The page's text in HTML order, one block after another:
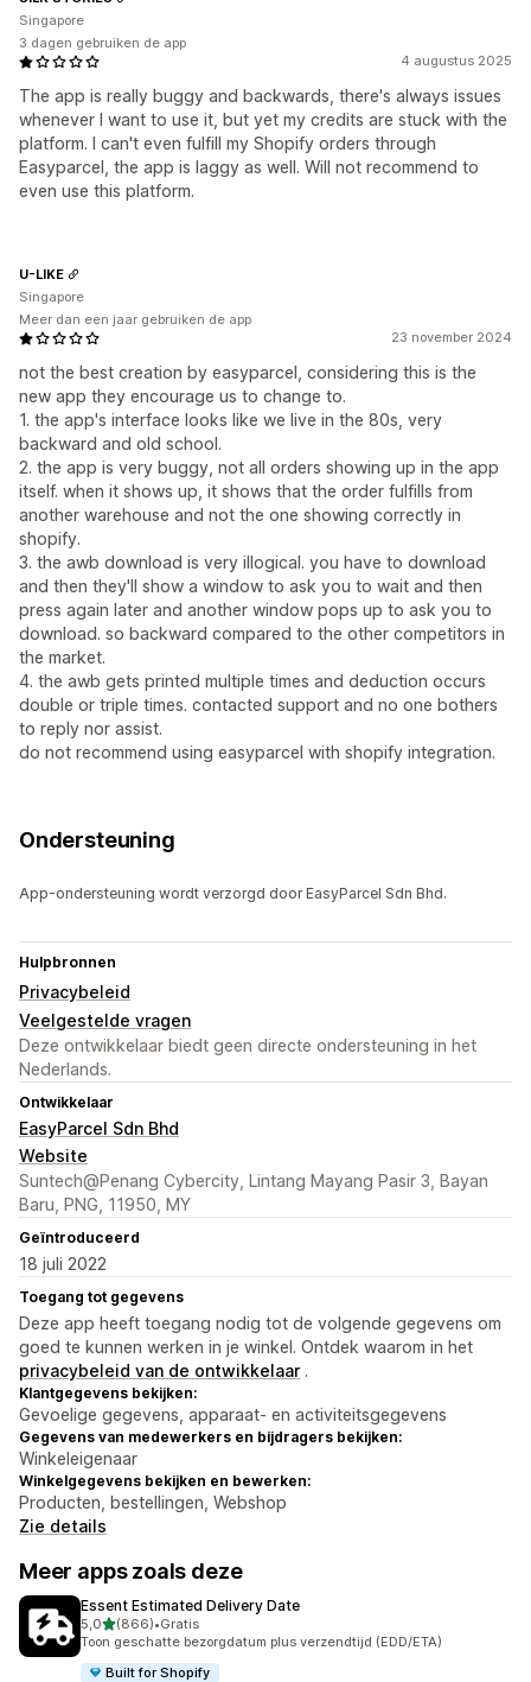
4 augustus 2025
The app is really buggy and backwards, there's always issues
whenever I want to use it, but yet my credits are stuck with the
platform. I can't even fulfill my Shopify orders through
Easyparcel, the app is laggy as well. Will not recommend to
even use this platform.
Singapore
3 dagen gebruiken de app
23 november 2024
not the best creation by easyparcel, considering this is the
new app they encourage us to change to.
1. the app's interface looks like we live in the 80s, very
backward and old school.
2. the app is very buggy, not all orders showing up in the app
itself. when it shows up, it shows that the order fulfills from
another warehouse and not the one showing correctly in
shopify.
3. the awb download is very illogical. you have to download
and then they'll show a window to ask you to wait and then
press again later and another window pops up to ask you to
download. so backward compared to the other competitors in
the market.
4. the awb gets printed multiple times and deduction occurs
double or triple times. contacted support and no one bothers
to reply nor assist.
do not recommend using easyparcel with shopify integration.
U-LIKE
Singapore
Meer dan een jaar gebruiken de app
Ondersteuning
App-ondersteuning wordt verzorgd door EasyParcel Sdn Bhd.
Hulpbronnen
Privacybeleid
Veelgestelde vragen
Deze ontwikkelaar biedt geen directe ondersteuning in het
Nederlands.
Ontwikkelaar
EasyParcel Sdn Bhd
Website
Suntech@Penang Cybercity, Lintang Mayang Pasir 3, Bayan
Baru, PNG, 11950, MY
Geïntroduceerd
18 juli 2022
Toegang tot gegevens
Deze app heeft toegang nodig tot de volgende gegevens om
goed te kunnen werken in je winkel. Ontdek waarom in het
privacybeleid van de ontwikkelaar .
Klantgegevens bekijken:
Gevoelige gegevens, apparaat- en activiteitsgegevens
Gegevens van medewerkers en bijdragers bekijken:
Winkeleigenaar
Winkelgegevens bekijken en bewerken:
Producten, bestellingen, Webshop
Zie details
Meer apps zoals deze
Essent Estimated Delivery Date
5,0van 5 sterren
(866)
866 recensies in totaal
•Gratis
Toon geschatte bezorgdatum plus verzendtijd (EDD/ETA)
Built for Shopify